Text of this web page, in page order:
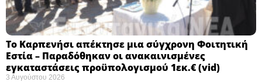
Το Καρπενήσι απέκτησε μια σύγχρονη Φοιτητική
Εστία – Παραδόθηκαν οι ανακαινισμένες
εγκαταστάσεις προϋπολογισμού 1εκ.€ (vid)
3 Αυγούστου 2026